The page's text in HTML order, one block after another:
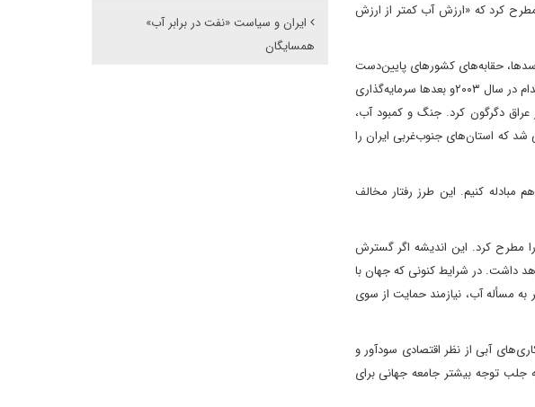
کرد که «ارزش آب کمتر از ارزش
سدها، حقابه‌های کشورهای پایین‌دست
شامل سوریه و عراق با بحران مواجه و از سطح زیر کشت زمین‌های آبی آنها کاسته شد. حمله آمریکا به عراق و سقوط رژیم صدام در سال ۲۰۰۳و بعدها سرمایه‌گذاری
دگرگون کرد. جنگ و کمبود آب،
که استان‌های جنوب‌غربی ایران را
کنیم. این طرز رفتار مخالف
۱۴۰۰، وی مبادله آب با نفت با ایران را مطرح کرد. این اندیشه اگر گسترش
داشت. در شرایط کنونی که جهان با
مسأله آب، نیازمند حمایت از سوی
آبی از نظر اقتصادی سودآور و
توجه بیشتر جامعه جهانی برای
ایران و سیاست «نفت در برابر آب»
همسایگان